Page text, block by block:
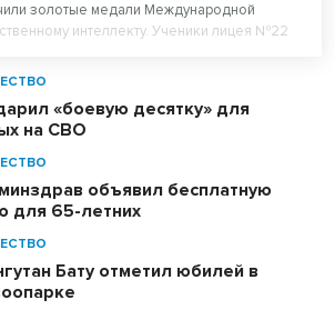
золотые медали Международной
интеллекту. Ученики лицея №22
соревнований.
«боевую десятку» для
на СВО
объявил бесплатную
для 65-летних
Бату отметил юбилей в